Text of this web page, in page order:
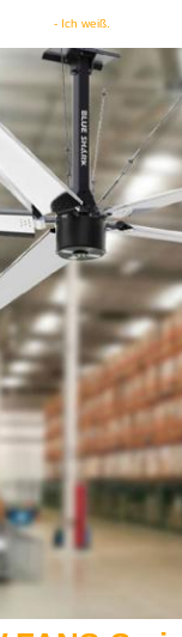
- Ich weiß.